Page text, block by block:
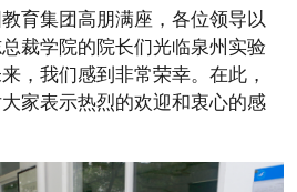
育集团高朋满座，各位领导以
裁学院的院长们光临泉州实验
，我们感到非常荣幸。在此，
家表示热烈的欢迎和衷心的感